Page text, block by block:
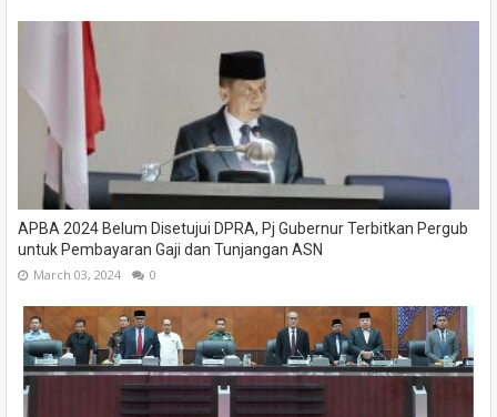
APBA 2024 Belum Disetujui DPRA, Pj Gubernur Terbitkan Pergub
untuk Pembayaran Gaji dan Tunjangan ASN
March 03, 2024 0